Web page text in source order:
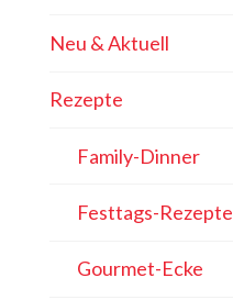
Neu & Aktuell
Rezepte
Family-Dinner
Festtags-Rezepte
Gourmet-Ecke